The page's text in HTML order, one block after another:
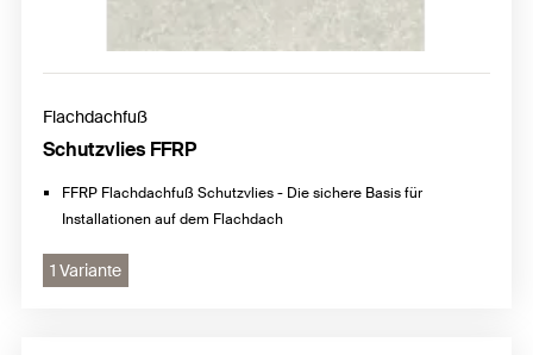
Flachdachfuß
Schutzvlies FFRP
FFRP Flachdachfuß Schutzvlies - Die sichere Basis für
Installationen auf dem Flachdach
1 Variante